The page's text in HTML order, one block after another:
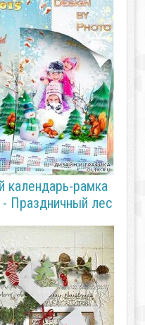
календарь-рамка
- Праздничный лес